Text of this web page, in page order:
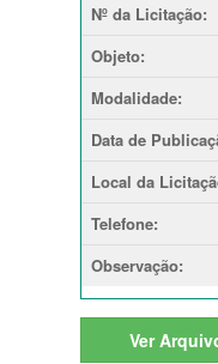
Nº da Licitação:
Objeto:
Modalidade:
Data de
Local da
Telefone:
Observação:
Ver